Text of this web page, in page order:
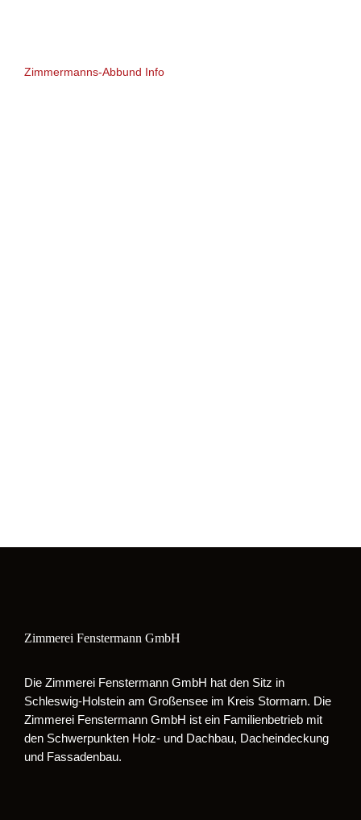
Zimmermanns-Abbund Info
Zimmerei Fenstermann GmbH
Die Zimmerei Fenstermann GmbH hat den Sitz in
Schleswig-Holstein am Großensee im Kreis Stormarn. Die
Zimmerei Fenstermann GmbH ist ein Familienbetrieb mit
den Schwerpunkten Holz- und Dachbau, Dacheindeckung
und Fassadenbau.